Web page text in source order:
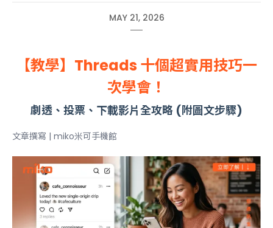
MAY 21, 2026
【教學】Threads 十個超實用技巧一
次學會！
劇透、投票、下載影片全攻略 (附圖文步驟)
文章撰寫 | miko米可手機館